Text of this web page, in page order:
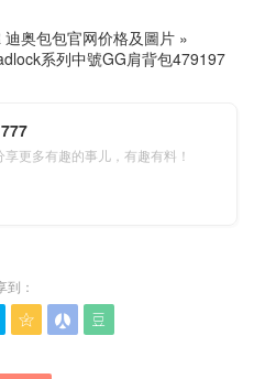
迪奥包包官网价格及圖片 »
系列中號GG肩背包479197
更多有趣的事儿，有趣有料！
到：
  